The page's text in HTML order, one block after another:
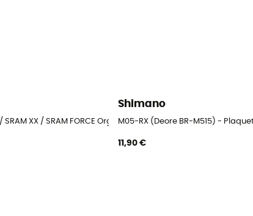
Acier - Plaquettes de frein
/ SRAM XX / SRAM FORCE Org - Plaquettes de frein
Shimano
M05-RX (Deore BR-M515) -
11,90 €